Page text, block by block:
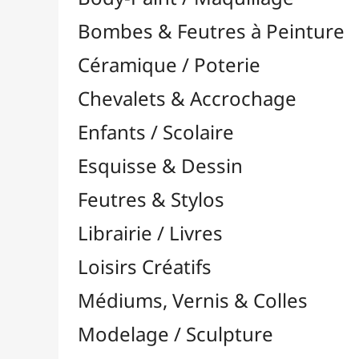
Feutres & Stylos
Librairie / Livres
Loisirs Créatifs
Médiums, Vernis & Colles
Modelage / Sculpture
Peintures / Couleurs
Résines / Moulage
Supports Dessin & Peinture
Transport / Rangement
Vannerie / Rotin
Papeterie & Bureau